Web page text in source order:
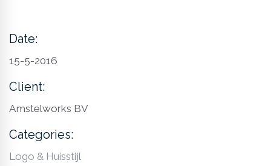
Date:
15-5-2016
Client:
Amstelworks BV
Categories:
Logo & Huisstijl